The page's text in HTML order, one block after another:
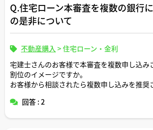
Q.住宅ローン本審査を複数の銀行
の是非について
不動産購入 >住宅ローン・金利
宅建士さんのお客様で本審査を複数申し込み
割位のイメージですか。
お客様から相談されたら複数申し込みを推奨
か。回答 : 2